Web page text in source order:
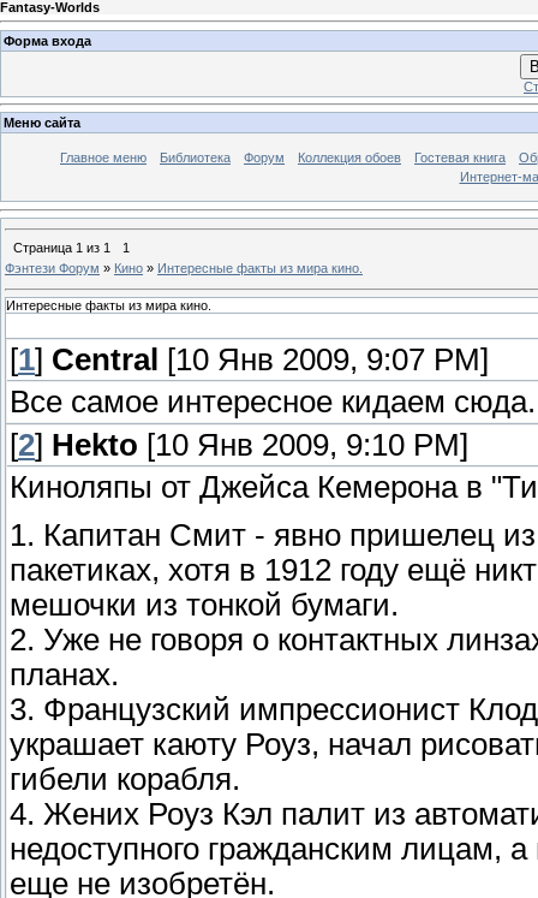
Fantasy-Worlds
Форма входа
Меню сайта
Главное меню Библиотека Форум Коллекция обоев Гостевая книга
Интернет-
Страница 1 из 1
1
Фэнтези Форум » Кино » Интересные факты из мира кино.
Интересные факты из мира кино.
[1] Central
[10 Янв 2009, 9:07 PM]
Все самое интересное кидаем сюда.
[2] Hekto [10 Янв 2009, 9:10 PM]
Киноляпы от Джейса Кемерона в
1. Капитан Смит - явно пришелец
пакетиках, хотя в 1912 году ещё
мешочки из тонкой бумаги.
2. Уже не говоря о контактных
планах.
3. Французский импрессионист
украшает каюту Роуз, начал
гибели корабля.
4. Жених Роуз Кэл палит из
недоступного гражданским лицам,
еще не изобретён.